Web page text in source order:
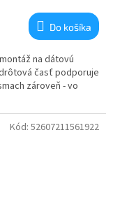
Do košíka
na dátovú
časť podporuje
zároveň - vo
Kód: 52607211561922